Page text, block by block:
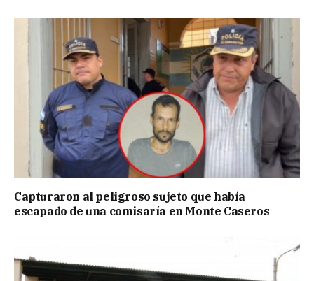
Capturaron al peligroso sujeto que había
escapado de una comisaría en Monte Caseros